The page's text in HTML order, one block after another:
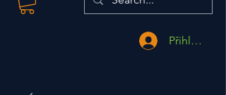
Přihlásit se